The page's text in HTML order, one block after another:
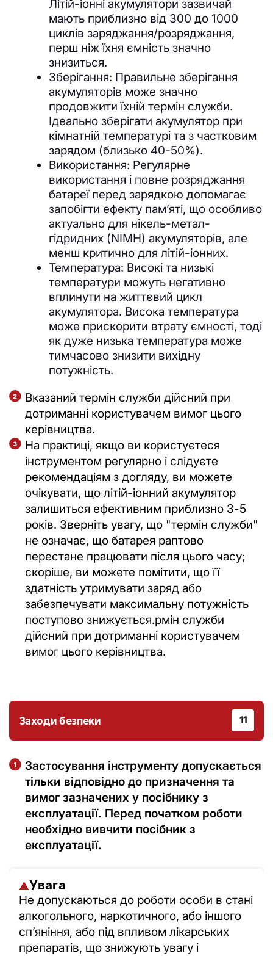
Літій-іонні акумулятори зазвичай
мають приблизно від 300 до 1000
циклів заряджання/розряджання,
перш ніж їхня ємність значно
знизиться.
Зберігання: Правильне зберігання
акумуляторів може значно
продовжити їхній термін служби.
Ідеально зберігати акумулятор при
кімнатній температурі та з частковим
зарядом (близько 40-50%).
Використання: Регулярне
використання і повне розряджання
батареї перед зарядкою допомагає
запобігти ефекту памʼяті, що особливо
актуально для нікель-метал-
гідридних (NIMH) акумуляторів, але
менш критично для літій-іонних.
Температура: Високі та низькі
температури можуть негативно
вплинути на життєвий цикл
акумулятора. Висока температура
може прискорити втрату ємності, тоді
як дуже низька температура може
тимчасово знизити вихідну
потужність.
Вказаний термін служби дійсний при
дотриманні користувачем вимог цього
керівництва.
На практиці, якщо ви користуєтеся
інструментом регулярно і слідуєте
рекомендаціям з догляду, ви можете
очікувати, що літій-іонний акумулятор
залишиться ефективним приблизно 3-5
років. Зверніть увагу, що "термін служби"
не означає, що батарея раптово
перестане працювати після цього часу;
скоріше, ви можете помітити, що її
здатність утримувати заряд або
забезпечувати максимальну потужність
поступово знижується.рмін служби
дійсний при дотриманні користувачем
вимог цього керівництва.
Заходи безпеки 11
Застосування інструменту допускається
тільки відповідно до призначення та
вимог зазначених у посібнику з
експлуатації. Перед початком роботи
необхідно вивчити посібник з
експлуатації.
Увага
Не допускаються до роботи особи в стані
алкогольного, наркотичного, або іншого
спʼяніння, або під впливом лікарських
препаратів, що знижують увагу і